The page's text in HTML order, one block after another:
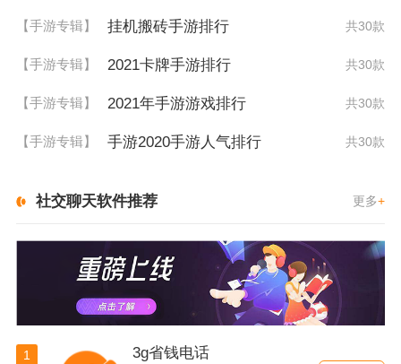
【手游专辑】 挂机搬砖手游排行 共30款
【手游专辑】 2021卡牌手游排行 共30款
【手游专辑】 2021年手游游戏排行 共30款
【手游专辑】 手游2020手游人气排行 共30款
社交聊天软件推荐 更多+
1 3g省钱电话